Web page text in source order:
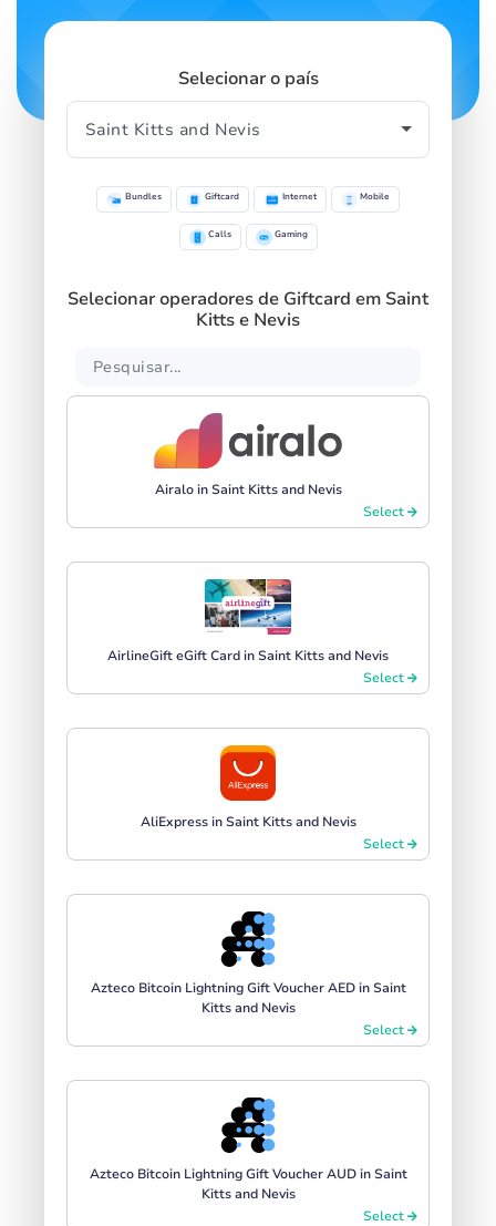
Selecionar o país
Bundles Giftcard Internet Mobile
Calls Gaming
Selecionar operadores de Giftcard em Saint
Kitts e Nevis
Airalo in Saint Kitts and Nevis
Select
AirlineGift eGift Card in Saint Kitts and Nevis
Select
AliExpress in Saint Kitts and Nevis
Select
Azteco Bitcoin Lightning Gift Voucher AED in Saint
Kitts and Nevis
Select
Azteco Bitcoin Lightning Gift Voucher AUD in Saint
Kitts and Nevis
Select